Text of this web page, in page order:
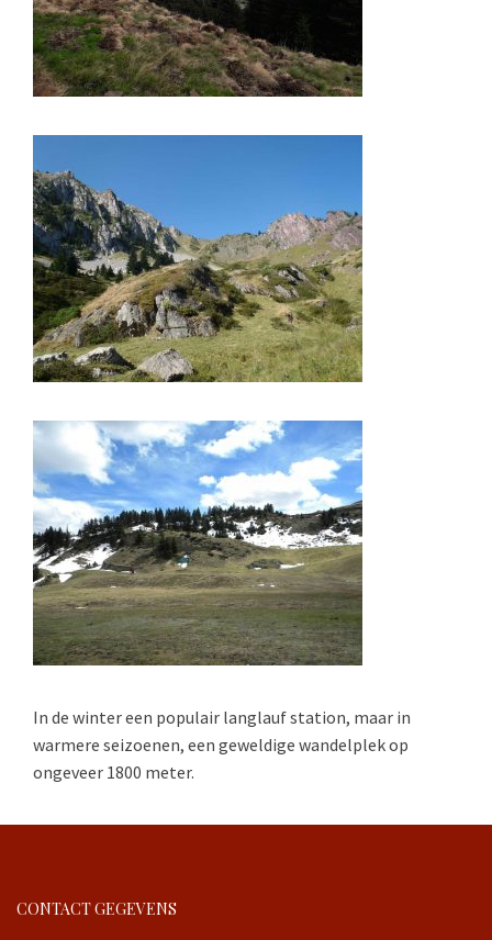
In de winter een populair langlauf station, maar in
warmere seizoenen, een geweldige wandelplek op
ongeveer 1800 meter.
CONTACT GEGEVENS